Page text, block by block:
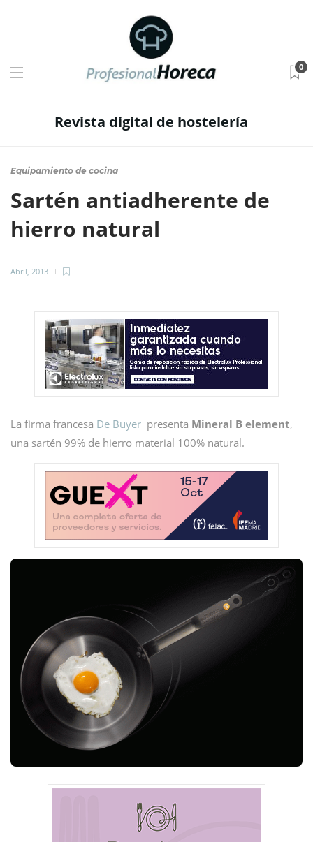
Revista digital de hostelería
0
Equipamiento de cocina
Sartén antiadherente de
hierro natural
Abril, 2013
La firma francesa De Buyer presenta Mineral B element,
una sartén 99% de hierro material 100% natural.